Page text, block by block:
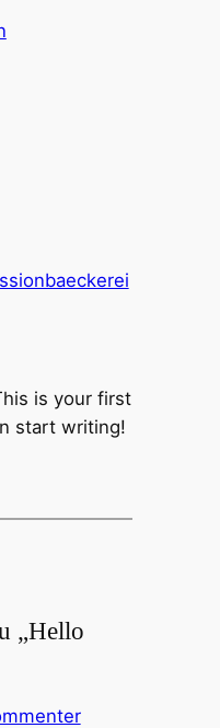
is your first
start writing!
„Hello